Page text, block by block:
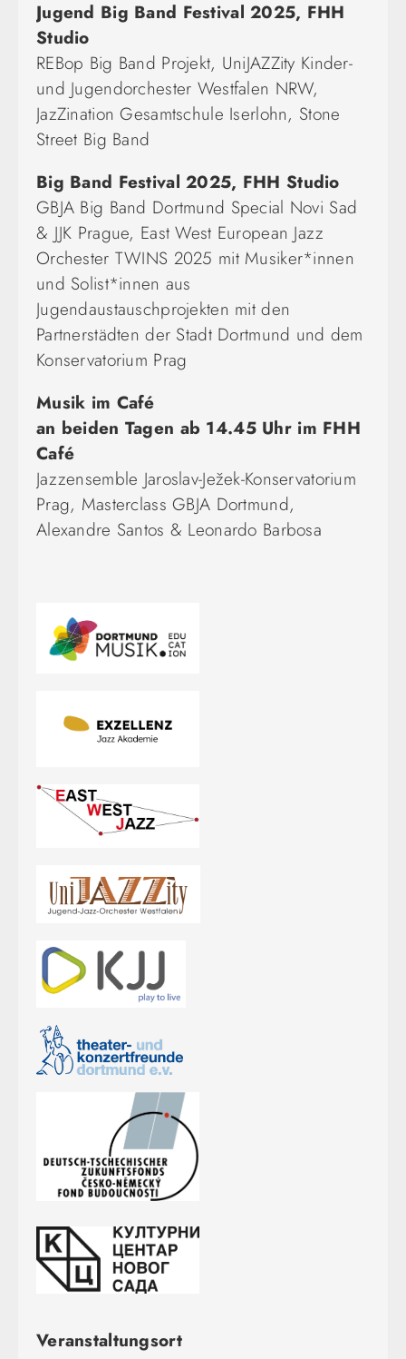
Jugend Big Band Festival 2025, FHH
Studio
REBop Big Band Projekt, UniJAZZity Kinder-
und Jugendorchester Westfalen NRW,
JazZination Gesamtschule Iserlohn, Stone
Street Big Band
Big Band Festival 2025, FHH Studio
GBJA Big Band Dortmund Special Novi Sad
& JJK Prague, East West European Jazz
Orchester TWINS 2025 mit Musiker*innen
und Solist*innen aus
Jugendaustauschprojekten mit den
Partnerstädten der Stadt Dortmund und dem
Konservatorium Prag
Musik im Café
an beiden Tagen ab 14.45 Uhr im FHH
Café
Jazzensemble Jaroslav-Ježek-Konservatorium
Prag, Masterclass GBJA Dortmund,
Alexandre Santos & Leonardo Barbosa
Veranstaltungsort